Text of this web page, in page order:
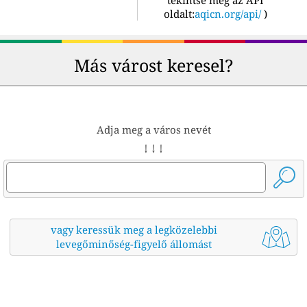
oldalt:aqicn.org/api/ )
Más várost keresel?
Adja meg a város nevét
↓ ↓ ↓
vagy keressük meg a legközelebbi
levegőminőség-figyelő állomást